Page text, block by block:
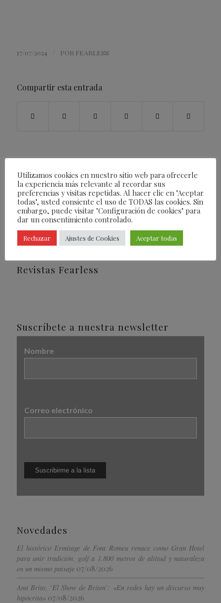
17/07/2024 POR FEARLESS
Compartir esta entrada
Revistas Fearless
Suscríbete a nuestra newsletter
Nombre
Correo electrónico
Novedades
El histórico Ermitage de Font Romeu renace como Gran Hotel
para unir tradición, golf a 1.800 metros de altitud y naturaleza
en un mismo paisaje 07/08/2026
Ana Brito, ‘El Show de Briten’: «En redes hay un discurso muy
hipócrita» 07/08/2026
Utilizamos cookies en nuestro sitio web para ofrecerle
la experiencia más relevante al recordar sus
preferencias y visitas repetidas. Al hacer clic en "Aceptar
todas", usted consiente el uso de TODAS las cookies. Sin
embargo, puede visitar "Configuración de cookies" para
dar un consentimiento controlado.
Rechazar Ajustes de Cookies Aceptar todas